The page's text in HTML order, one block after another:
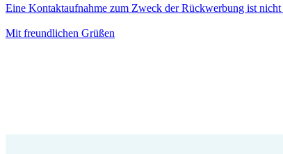
Eine Kontaktaufnahme zum Zweck der Rückwerbung ist nicht
Mit freundlichen Grüßen